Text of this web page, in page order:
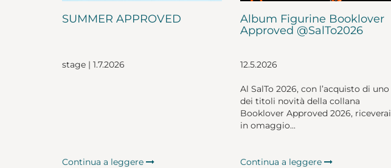
SUMMER APPROVED
stage | 1.7.2026
Continua a leggere
Album Figurine Booklover
Approved @SalTo2026
12.5.2026
Al SalTo 2026, con l’acquisto di uno
dei titoli novità della collana
Booklover Approved 2026, riceverai
in omaggio...
Continua a leggere